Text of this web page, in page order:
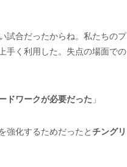
試合だったからね。私たちのプ
手く利用した。失点の場面での
ドワークが必要だった 」
強化するためだったとチングリ